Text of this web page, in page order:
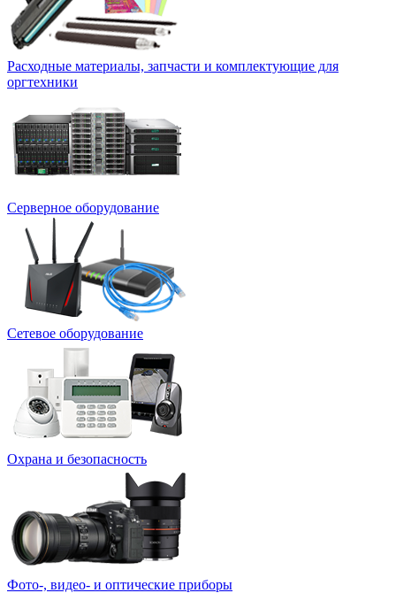
Расходные материалы, запчасти и комплектующие для
оргтехники
Серверное оборудование
Сетевое оборудование
Охрана и безопасность
Фото-, видео- и оптические приборы